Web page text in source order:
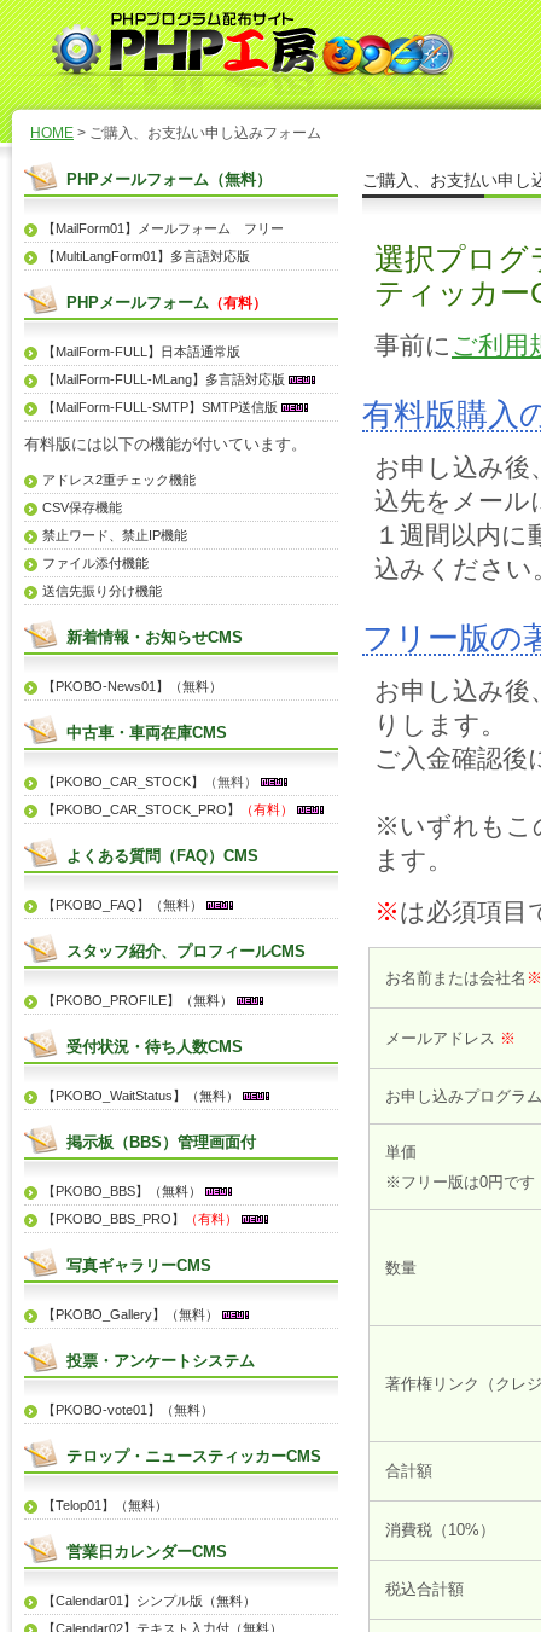
HOME > ご購入、お支払い申し込みフォーム
ご購入、お支払い申し
選択プログ
ティッカー
事前に ご利用
有料版購入
お申し込み後
込先をメール
１週間以内
込みください
フリー版の
お申し込み後
りします。
ご入金確認後
※いずれもこ
ます。
※は必須項目
お名前または会社名 ※
メールアドレス ※
お申し込みプログラ
単価
※フリー版は0円です
数量
著作権リンク（クレ
合計額
消費税（10%）
税込合計額
PHPメールフォーム（無料）
【MailForm01】メールフォーム フリー
【MultiLangForm01】多言語対応版
PHPメールフォーム （有料）
【MailForm-FULL】日本語通常版
【MailForm-FULL-MLang】多言語対応版
【MailForm-FULL-SMTP】SMTP送信版
有料版には以下の機能が付いています。
アドレス2重チェック機能
CSV保存機能
禁止ワード、禁止IP機能
ファイル添付機能
送信先振り分け機能
新着情報・お知らせCMS
【PKOBO-News01】（無料）
中古車・車両在庫CMS
【PKOBO_CAR_STOCK】
（無料）
【PKOBO_CAR_STOCK_PRO】
（有料）
よくある質問（FAQ）CMS
【PKOBO_FAQ】（無料）
スタッフ紹介、プロフィールCMS
【PKOBO_PROFILE】（無料）
受付状況・待ち人数CMS
【PKOBO_WaitStatus】（無料）
掲示板（BBS）管理画面付
【PKOBO_BBS】（無料）
【PKOBO_BBS_PRO】
（有料）
写真ギャラリーCMS
【PKOBO_Gallery】（無料）
投票・アンケートシステム
【PKOBO-vote01】（無料）
テロップ・ニュースティッカーCMS
【Telop01】（無料）
営業日カレンダーCMS
【Calendar01】シンプル版（無料）
【Calendar02】テキスト入力付（無料）